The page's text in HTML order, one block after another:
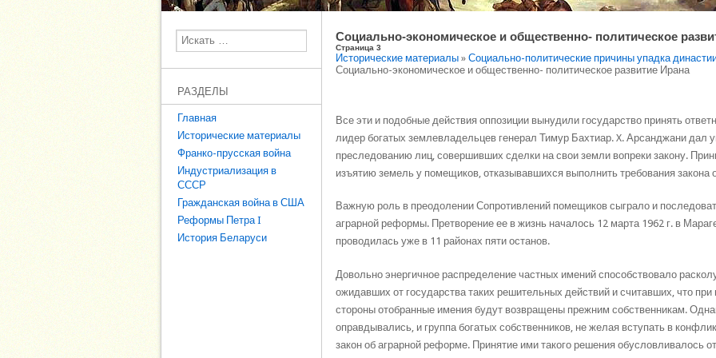
Поиск
РАЗДЕЛЫ
Главная
Исторические материалы
Франко-прусская война
Индустриализация в
СССР
Гражданская война в США
Реформы Петра I
История Беларуси
Социально-экономическое и общественно- политическое
Страница 3
Исторические материалы » Социально-политические причины упадка
Социально-экономическое и общественно- политическое развитие Ирана
Все эти и подобные действия оппозиции вынудили государство принять
лидер богатых землевладельцев генерал Тимур Бахтиар. X. Арсанджани дал
преследованию лиц, совершивших сделки на свои земли вопреки закону.
изъятию земель у помещиков, отказывавшихся выполнить требования закона
Важную роль в преодолении Сопротивлений помещиков сыграло и
аграрной реформы. Претворение ее в жизнь началось 12 марта 1962 г. в
проводилась уже в 11 районах пяти останов.
Довольно энергичное распределение частных имений способствовало
ожидавших от государства таких решительных действий и считавших, что при
стороны отобранные имения будут возвращены прежним собственникам.
оправдывались, и группа богатых собственников, не желая вступать в
закон об аграрной реформе. Принятие ими такого решения обусловливалось